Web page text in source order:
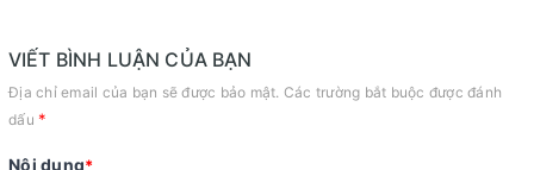
VIẾT BÌNH LUẬN CỦA BẠN
Địa chỉ email của bạn sẽ được bảo mật. Các trường bắt buộc được đánh
dấu *
Nội dung*